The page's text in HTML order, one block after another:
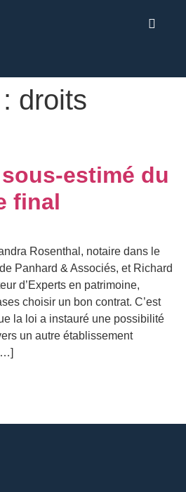
droits
estimé du
final
Rosenthal, notaire dans le
Panhard & Associés, et Richard
d’Experts en patrimoine,
choisir un bon contrat. C’est
la loi a instauré une possibilité
un autre établissement